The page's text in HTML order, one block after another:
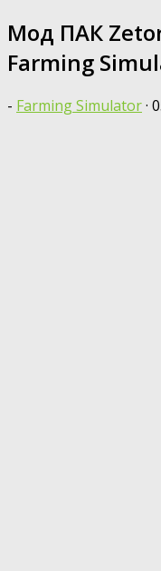
Moд ПАК
Farming
- Farming Simulator·